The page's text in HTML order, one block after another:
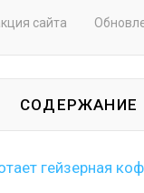
сайта
СОДЕРЖАНИЕ
гейзерная